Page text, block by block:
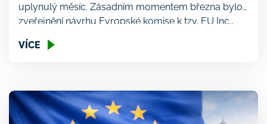
uplynulý měsíc. Zásadním momentem března bylo
zveřejnění návrhu Evropské komise k tzv. EU Inc.,
startupového prostředí a konkurenceschopnosti
Druhá ekonomická transformace je klíčovým
zastáncem tohoto nového režimu, a […]
VÍCE